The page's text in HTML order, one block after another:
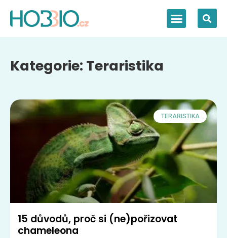
Kategorie: Teraristika
TERARISTIKA
15 důvodů, proč si (ne)pořizovat
chameleona